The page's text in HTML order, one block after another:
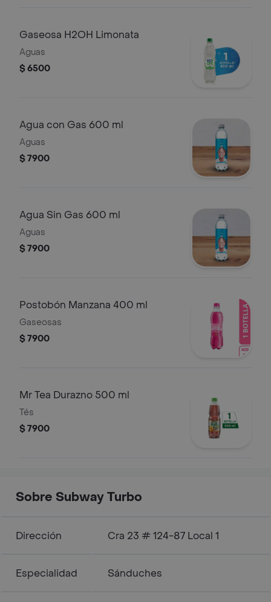
Gaseosa H2OH Limonata
Aguas
$ 6500
Agua con Gas 600 ml
Aguas
$ 7900
Agua Sin Gas 600 ml
Aguas
$ 7900
Postobón Manzana 400 ml
Gaseosas
$ 7900
Mr Tea Durazno 500 ml
Tés
$ 7900
Sobre Subway Turbo
Dirección Cra 23 # 124-87 Local 1
Especialidad Sánduches